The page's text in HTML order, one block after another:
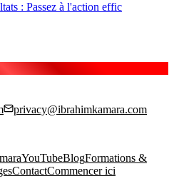
: Passez à l'action effic
privacy@ibrahimkamara.com
YouTubeBlogFormations &
ContactCommencer ici